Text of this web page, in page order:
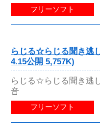
フリーソフト
らじる☆らじる聞き逃
4.15公開 5,757K)
らじる☆らじる聞き逃
音
フリーソフト